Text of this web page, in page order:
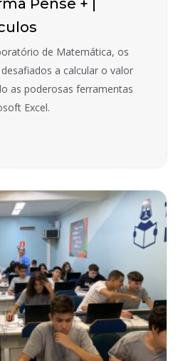
Pense + |
de Matemática, os
a calcular o valor
as poderosas ferramentas
Excel.